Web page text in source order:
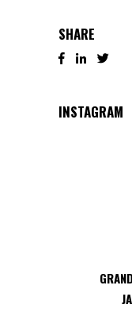
SHARE
INSTAGRAM